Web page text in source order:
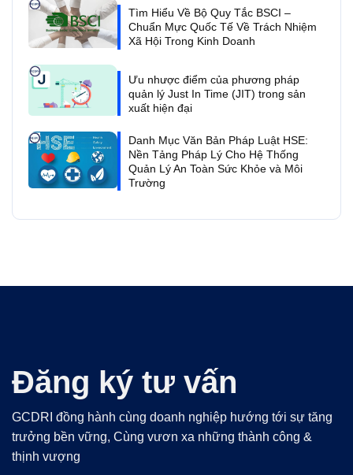
Tìm Hiểu Về Bộ Quy Tắc BSCI –
Chuẩn Mực Quốc Tế Về Trách Nhiệm
Xã Hội Trong Kinh Doanh
Ưu nhược điểm của phương pháp
quản lý Just In Time (JIT) trong sản
xuất hiện đại
Danh Mục Văn Bản Pháp Luật HSE:
Nền Tảng Pháp Lý Cho Hệ Thống
Quản Lý An Toàn Sức Khỏe và Môi
Trường
Đăng ký tư vấn
GCDRI đồng hành cùng doanh nghiệp hướng tới sự tăng
trưởng bền vững, Cùng vươn xa những thành công &
thịnh vượng